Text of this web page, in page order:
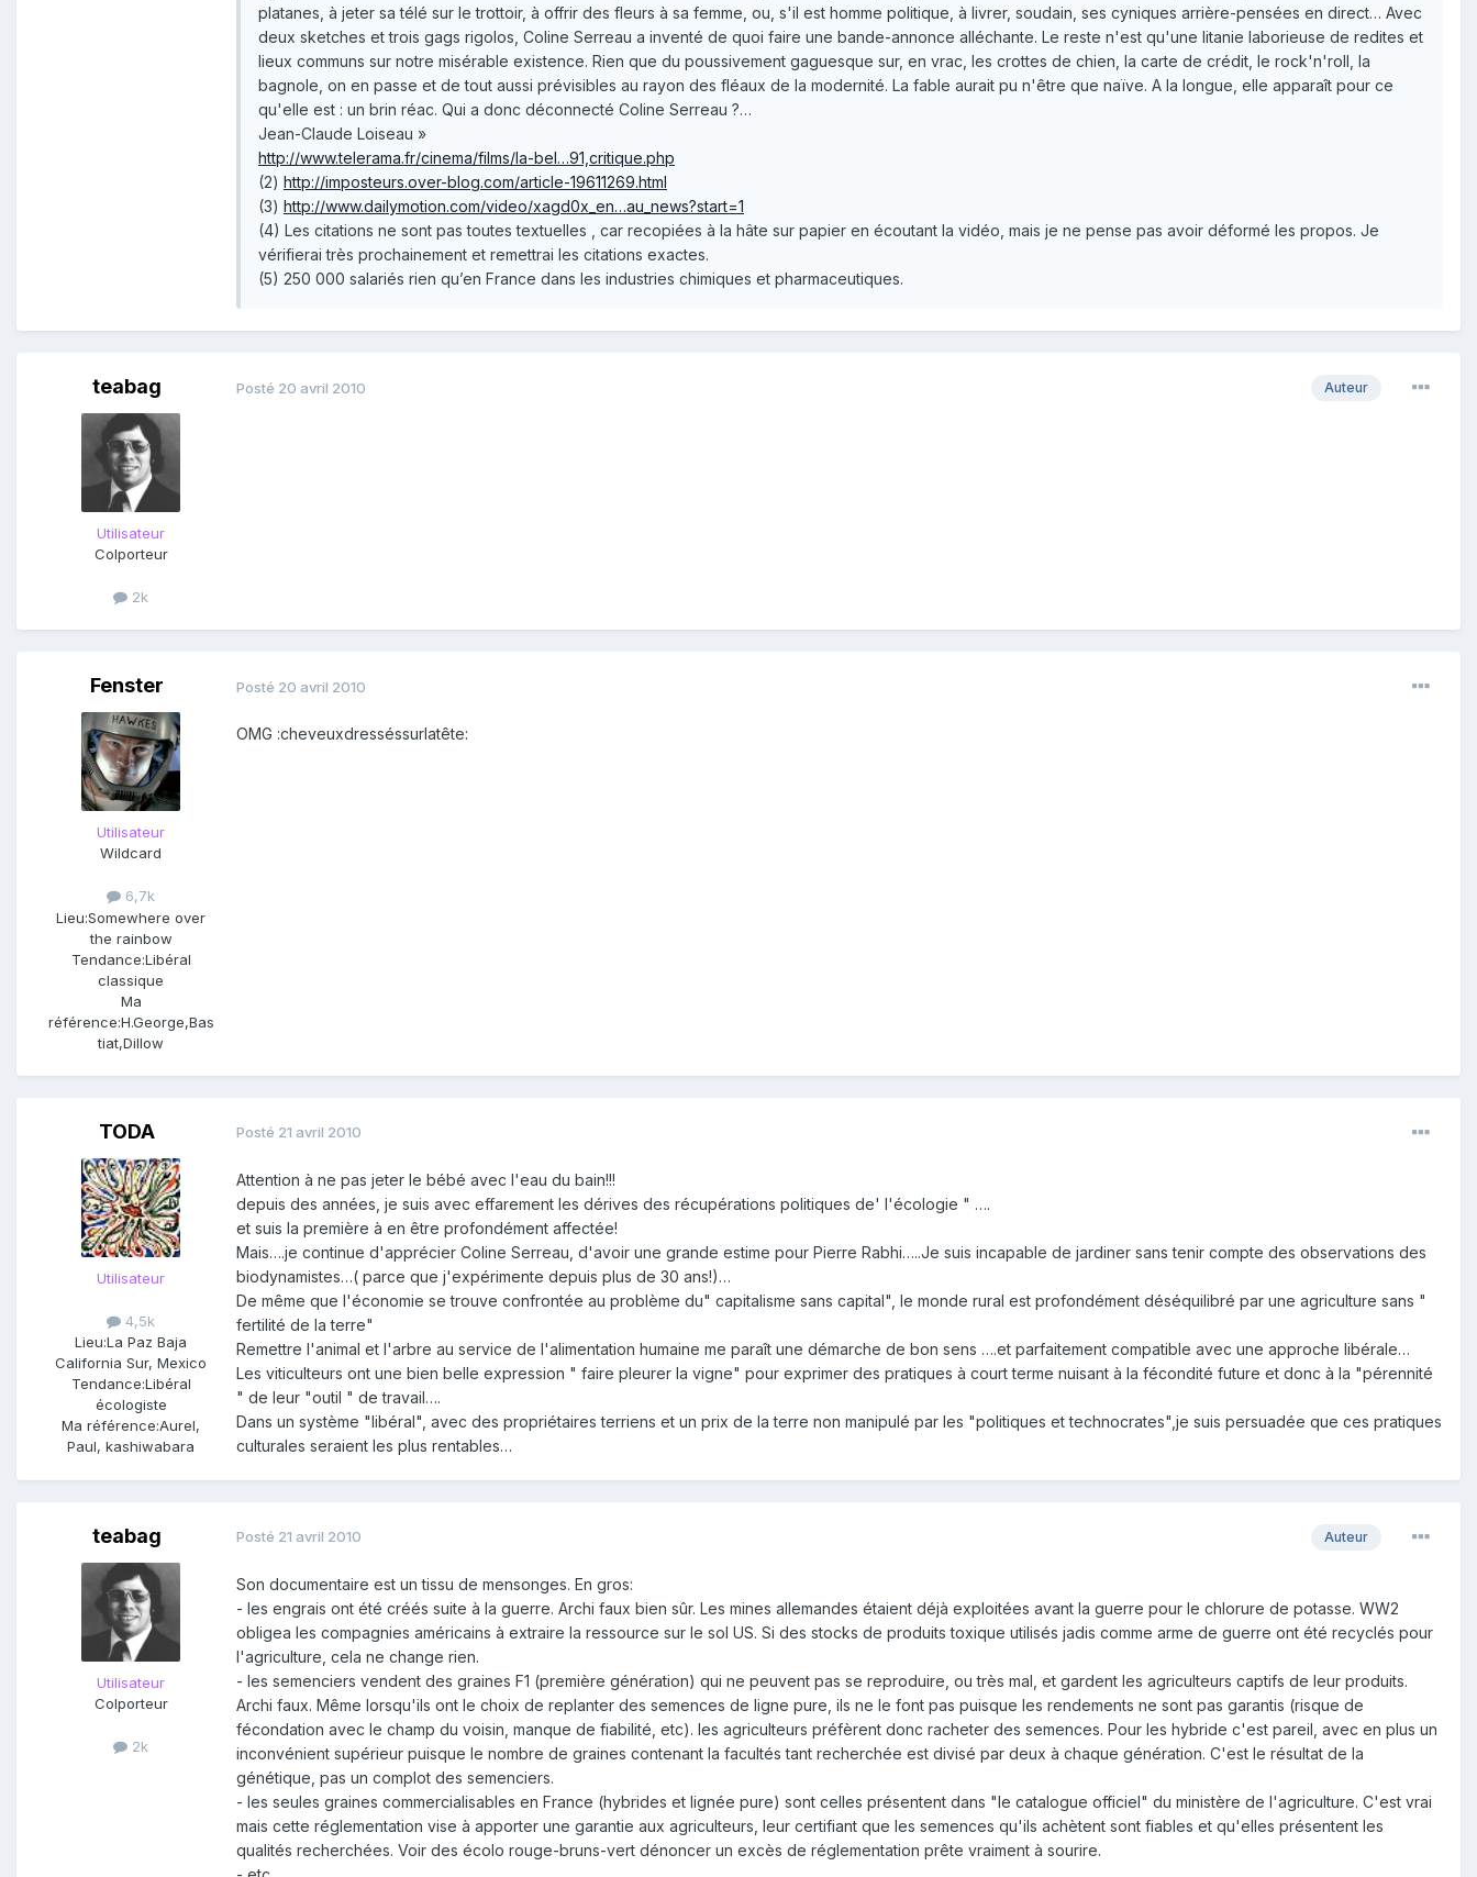
platanes, à jeter sa télé sur le trottoir, à offrir des fleurs à sa femme, ou, s'il est homme politique, à livrer, soudain, ses cyniques arrière-pensées en direct… Avec
deux sketches et trois gags rigolos, Coline Serreau a inventé de quoi faire une bande-annonce alléchante. Le reste n'est qu'une litanie laborieuse de redites et
lieux communs sur notre misérable existence. Rien que du poussivement gaguesque sur, en vrac, les crottes de chien, la carte de crédit, le rock'n'roll, la
bagnole, on en passe et de tout aussi prévisibles au rayon des fléaux de la modernité. La fable aurait pu n'être que naïve. A la longue, elle apparaît pour ce
qu'elle est : un brin réac. Qui a donc déconnecté Coline Serreau ?…
Jean-Claude Loiseau »
http://www.telerama.fr/cinema/films/la-bel…91,critique.php
(2) http://imposteurs.over-blog.com/article-19611269.html
(3) http://www.dailymotion.com/video/xagd0x_en…au_news?start=1
(4) Les citations ne sont pas toutes textuelles , car recopiées à la hâte sur papier en écoutant la vidéo, mais je ne pense pas avoir déformé les propos. Je
vérifierai très prochainement et remettrai les citations exactes.
(5) 250 000 salariés rien qu’en France dans les industries chimiques et pharmaceutiques.
teabag
Utilisateur
Colporteur
2k
Auteur
Posté 20 avril 2010
Fenster
Utilisateur
Wildcard
6,7k
Lieu:Somewhere over
the rainbow
Tendance:Libéral
classique
Ma
référence:H.George,Bas
tiat,Dillow
Posté 20 avril 2010
OMG :cheveuxdresséssurlatête:
TODA
Utilisateur
4,5k
Lieu:La Paz Baja
California Sur, Mexico
Tendance:Libéral
écologiste
Ma référence:Aurel,
Paul, kashiwabara
Posté 21 avril 2010
Attention à ne pas jeter le bébé avec l'eau du bain!!!
depuis des années, je suis avec effarement les dérives des récupérations politiques de' l'écologie " ….
et suis la première à en être profondément affectée!
Mais….je continue d'apprécier Coline Serreau, d'avoir une grande estime pour Pierre Rabhi…..Je suis incapable de jardiner sans tenir compte des observations des
biodynamistes…( parce que j'expérimente depuis plus de 30 ans!)…
De même que l'économie se trouve confrontée au problème du" capitalisme sans capital", le monde rural est profondément déséquilibré par une agriculture sans "
fertilité de la terre"
Remettre l'animal et l'arbre au service de l'alimentation humaine me paraît une démarche de bon sens ….et parfaitement compatible avec une approche libérale…
Les viticulteurs ont une bien belle expression " faire pleurer la vigne" pour exprimer des pratiques à court terme nuisant à la fécondité future et donc à la "pérennité
" de leur "outil " de travail….
Dans un système "libéral", avec des propriétaires terriens et un prix de la terre non manipulé par les "politiques et technocrates",je suis persuadée que ces pratiques
culturales seraient les plus rentables…
teabag
Utilisateur
Colporteur
2k
Auteur
Posté 21 avril 2010
Son documentaire est un tissu de mensonges. En gros:
- les engrais ont été créés suite à la guerre. Archi faux bien sûr. Les mines allemandes étaient déjà exploitées avant la guerre pour le chlorure de potasse. WW2
obligea les compagnies américains à extraire la ressource sur le sol US. Si des stocks de produits toxique utilisés jadis comme arme de guerre ont été recyclés pour
l'agriculture, cela ne change rien.
- les semenciers vendent des graines F1 (première génération) qui ne peuvent pas se reproduire, ou très mal, et gardent les agriculteurs captifs de leur produits.
Archi faux. Même lorsqu'ils ont le choix de replanter des semences de ligne pure, ils ne le font pas puisque les rendements ne sont pas garantis (risque de
fécondation avec le champ du voisin, manque de fiabilité, etc). les agriculteurs préfèrent donc racheter des semences. Pour les hybride c'est pareil, avec en plus un
inconvénient supérieur puisque le nombre de graines contenant la facultés tant recherchée est divisé par deux à chaque génération. C'est le résultat de la
génétique, pas un complot des semenciers.
- les seules graines commercialisables en France (hybrides et lignée pure) sont celles présentent dans "le catalogue officiel" du ministère de l'agriculture. C'est vrai
mais cette réglementation vise à apporter une garantie aux agriculteurs, leur certifiant que les semences qu'ils achètent sont fiables et qu'elles présentent les
qualités recherchées. Voir des écolo rouge-bruns-vert dénoncer un excès de réglementation prête vraiment à sourire.